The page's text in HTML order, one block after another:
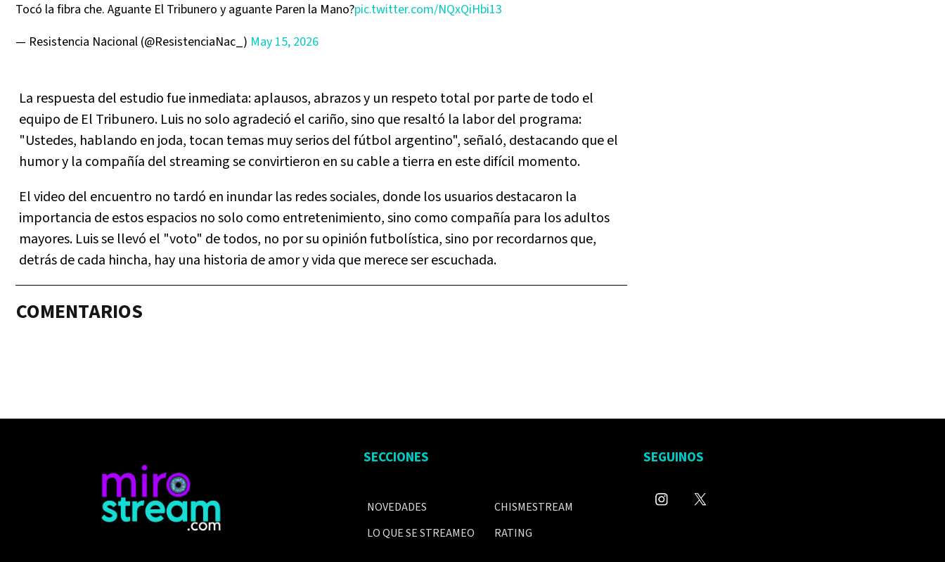
Tocó la fibra che. Aguante El Tribunero y aguante Paren la Mano?pic.twitter.com/NQxQiHbi13
— Resistencia Nacional (@ResistenciaNac_) May 15, 2026
La respuesta del estudio fue inmediata: aplausos, abrazos y un respeto total por parte de todo el
equipo de El Tribunero. Luis no solo agradeció el cariño, sino que resaltó la labor del programa:
"Ustedes, hablando en joda, tocan temas muy serios del fútbol argentino", señaló, destacando que el
humor y la compañía del streaming se convirtieron en su cable a tierra en este difícil momento.
El video del encuentro no tardó en inundar las redes sociales, donde los usuarios destacaron la
importancia de estos espacios no solo como entretenimiento, sino como compañía para los adultos
mayores. Luis se llevó el "voto" de todos, no por su opinión futbolística, sino por recordarnos que,
detrás de cada hincha, hay una historia de amor y vida que merece ser escuchada.
COMENTARIOS
SECCIONES
NOVEDADES
LO QUE SE STREAMEO
CHISMESTREAM
RATING
SEGUINOS